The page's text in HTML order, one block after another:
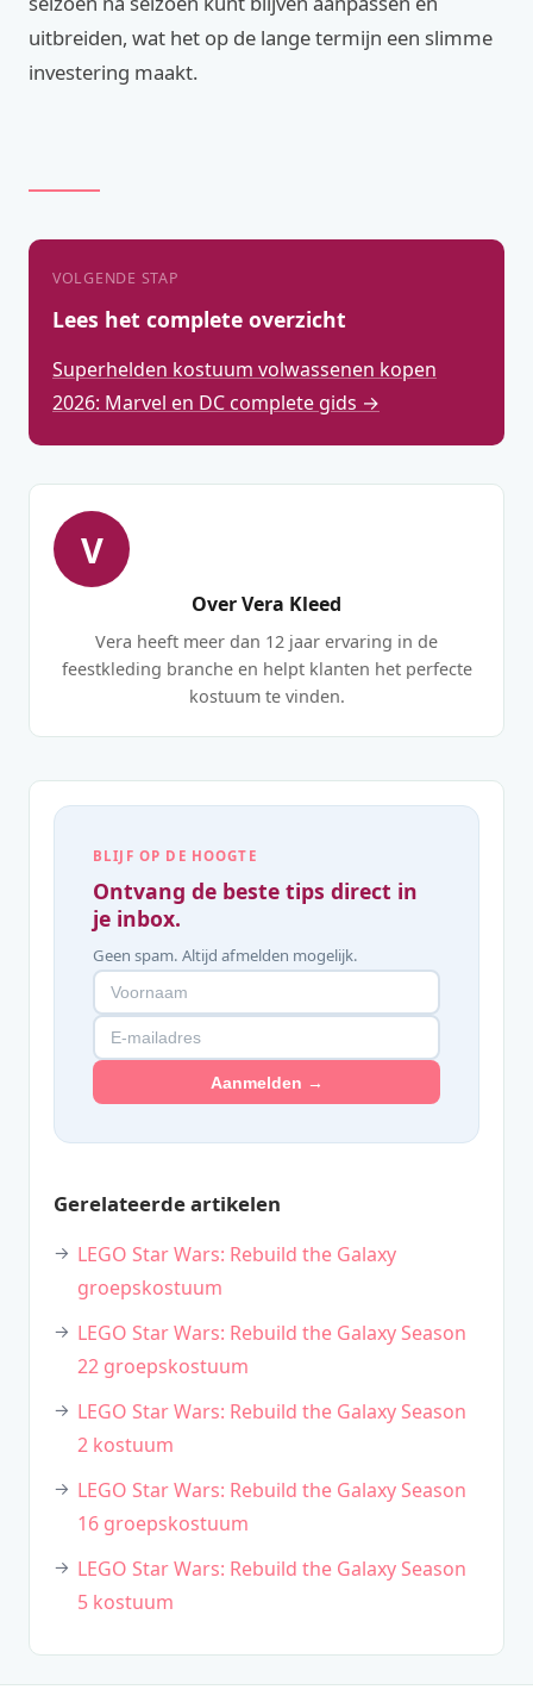
uitbreiden, wat het op de lange termijn een slimme
investering maakt.
VOLGENDE STAP
Lees het complete overzicht
Superhelden kostuum volwassenen kopen
2026: Marvel en DC complete gids →
V
Over Vera Kleed
Vera heeft meer dan 12 jaar ervaring in de
feestkleding branche en helpt klanten het perfecte
kostuum te vinden.
BLIJF OP DE HOOGTE
Ontvang de beste tips direct in
je inbox.
Geen spam. Altijd afmelden mogelijk.
Aanmelden →
Gerelateerde artikelen
LEGO Star Wars: Rebuild the Galaxy
groepskostuum
LEGO Star Wars: Rebuild the Galaxy Season
22 groepskostuum
LEGO Star Wars: Rebuild the Galaxy Season
2 kostuum
LEGO Star Wars: Rebuild the Galaxy Season
16 groepskostuum
LEGO Star Wars: Rebuild the Galaxy Season
5 kostuum